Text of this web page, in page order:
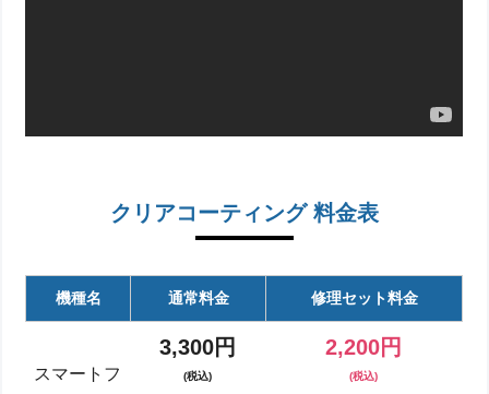
クリアコーティング 料金表
機種名 通常料金 修理セット料金
スマートフ
3,300円
(税込)
2,200円
(税込)